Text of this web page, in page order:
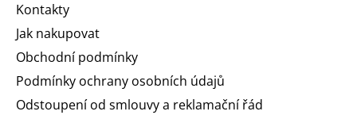
Kontakty
Jak nakupovat
Obchodní podmínky
Podmínky ochrany osobních údajů
Odstoupení od smlouvy a reklamační řád